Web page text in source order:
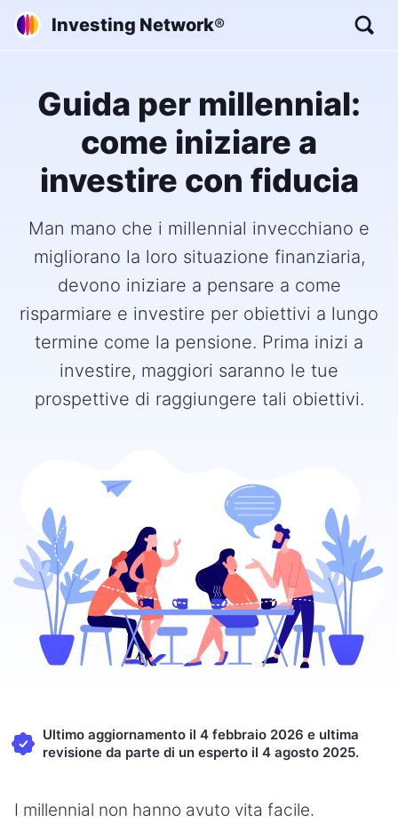
Investing Network®
Guida per millennial:
come iniziare a
investire con fiducia
Man mano che i millennial invecchiano e
migliorano la loro situazione finanziaria,
devono iniziare a pensare a come
risparmiare e investire per obiettivi a lungo
termine come la pensione. Prima inizi a
investire, maggiori saranno le tue
prospettive di raggiungere tali obiettivi.
Ultimo aggiornamento il 4 febbraio 2026 e ultima
revisione da parte di un esperto il 4 agosto 2025.
I millennial non hanno avuto vita facile.